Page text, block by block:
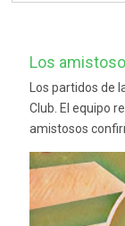
Los
Los partidos de
Club. El equipo
amistosos